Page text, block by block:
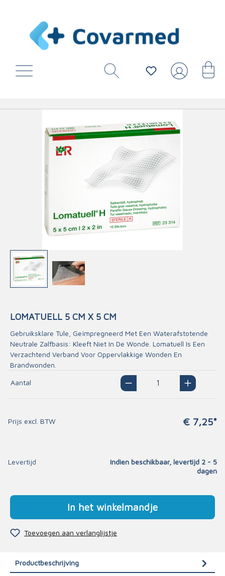
LOMATUELL 5 CM X 5 CM
Gebruiksklare Tule, Geïmpregneerd Met Een Waterafstotende
Neutrale Zalfbasis: Kleeft Niet In De Wonde. Lomatuell Is Een
Verzachtend Verband Voor Oppervlakkige Wonden En
Brandwonden.
Aantal
Prijs excl. BTW € 7,25*
Levertijd
Indien beschikbaar, levertijd 2 - 5
dagen
In het winkelmandje
Toevoegen aan verlanglijstje
Productbeschrijving